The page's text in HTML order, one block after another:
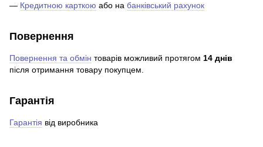
— Кредитною карткою або на банківський рахунок
Повернення
Повернення та обмін товарів можливий протягом 14 днів
після отримання товару покупцем.
Гарантія
Гарантія від виробника